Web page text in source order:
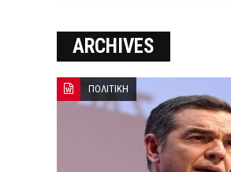
ARCHIVES
ΠΟΛΙΤΙΚΗ